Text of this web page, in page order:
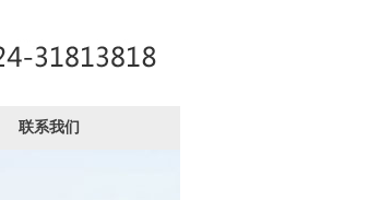
联系我们